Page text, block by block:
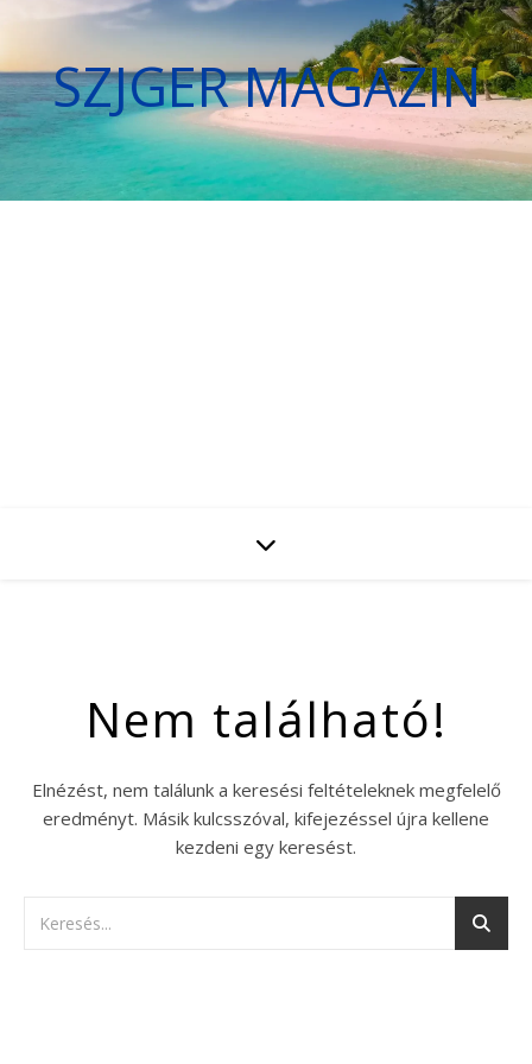
SZJGER MAGAZIN
Nem található!
Elnézést, nem találunk a keresési feltételeknek megfelelő
eredményt. Másik kulcsszóval, kifejezéssel újra kellene
kezdeni egy keresést.